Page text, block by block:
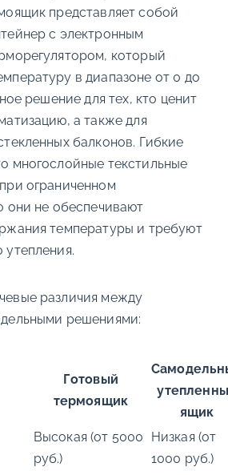
представляет собой
с электронным
который
в диапазоне от 0 до
решение для тех, кто ценит
а также для
балконов. Гибкие
многослойные текстильные
ограниченном
они не обеспечивают
температуры и требуют
утепления.
различия между
решениями:
Готовый
термоящик
ящик
Высокая (от 5000
руб.)
Низкая (от
1000 руб.)